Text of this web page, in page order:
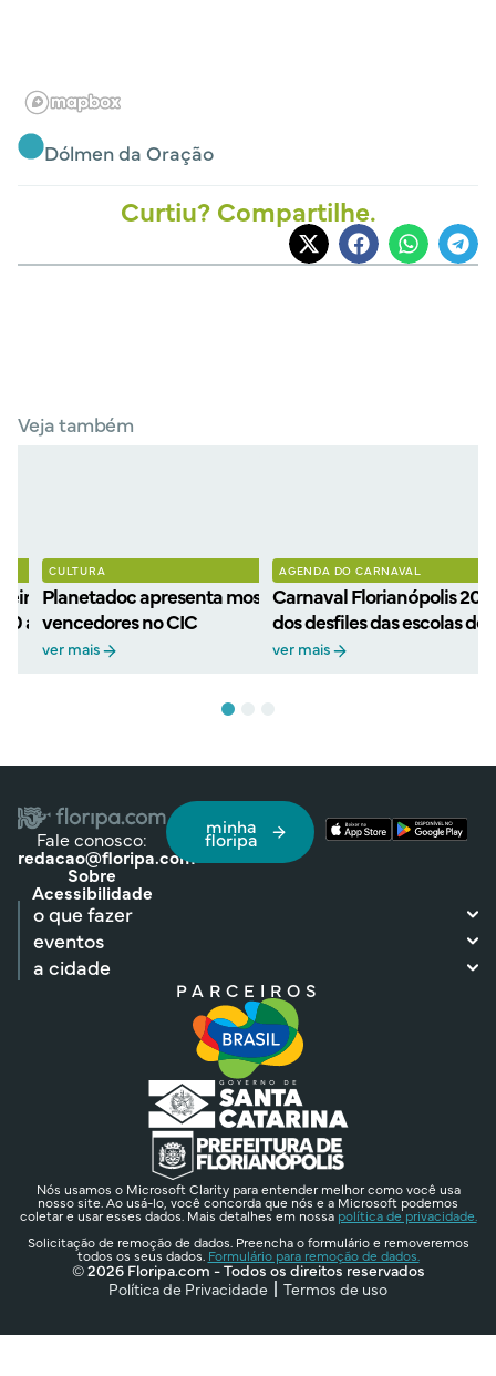
Dólmen da Oração
Curtiu? Compartilhe.
Veja também
filmes
anos com retorno ao
CULTURA
Planetadoc apresenta mostra gratuita de filmes
vencedores no CIC
ver mais
AGENDA DO CARNAVAL
Carnaval Florianópolis
dos desfiles das escolas de
ver mais
Fale conosco:
redacao@floripa.com
Sobre
Acessibilidade
minha
floripa
o que fazer
eventos
a cidade
PARCEIROS
Nós usamos o Microsoft Clarity para entender melhor como você usa
nosso site. Ao usá-lo, você concorda que nós e a Microsoft podemos
coletar e usar esses dados. Mais detalhes em nossa política de privacidade.
Solicitação de remoção de dados. Preencha o formulário e removeremos
todos os seus dados. Formulário para remoção de dados.
© 2026 Floripa.com - Todos os direitos reservados
Política de Privacidade
Termos de uso